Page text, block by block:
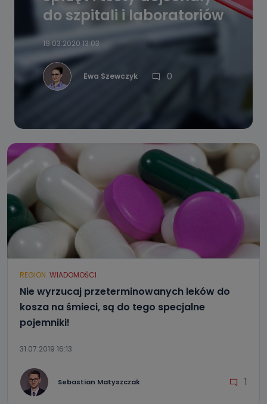
do szpitali i laboratoriów
19.03.2020 13:03
Ewa Szewczyk 0
REGION WIADOMOŚCI
Nie wyrzucaj przeterminowanych leków do
kosza na śmieci, są do tego specjalne
pojemniki!
31.07.2019 16:13
Sebastian Matyszczak 1